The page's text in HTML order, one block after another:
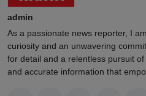
admin
As a passionate news reporter, I
curiosity and an unwavering
for detail and a relentless pursuit
and accurate information that